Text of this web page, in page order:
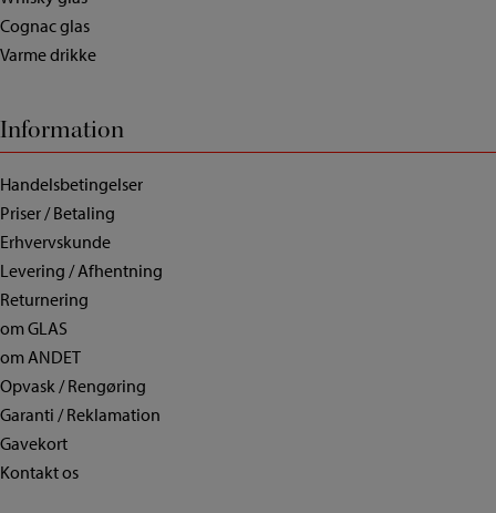
Cognac glas
Varme drikke
Information
Handelsbetingelser
Priser / Betaling
Erhvervskunde
Levering / Afhentning
Returnering
om GLAS
om ANDET
Opvask / Rengøring
Garanti / Reklamation
Gavekort
Kontakt os